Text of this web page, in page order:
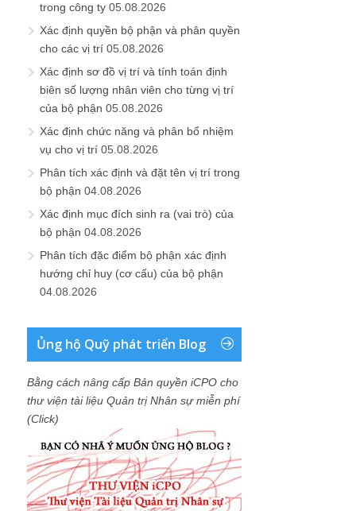
trong công ty 05.08.2026
Xác định quyền bộ phận và phân quyền
cho các vị trí 05.08.2026
Xác định sơ đồ vị trí và tính toán định
biên số lượng nhân viên cho từng vị trí
của bộ phận 05.08.2026
Xác định chức năng và phân bổ nhiệm
vụ cho vị trí 05.08.2026
Phân tích xác định và đặt tên vị trí trong
bộ phận 04.08.2026
Xác định mục đích sinh ra (vai trò) của
bộ phận 04.08.2026
Phân tích đặc điểm bộ phận xác định
hướng chỉ huy (cơ cấu) của bộ phận
04.08.2026
Ủng hộ Quỹ phát triển Blog
Bằng cách nâng cấp Bản quyền iCPO cho
thư viện tài liệu Quản trị Nhân sự miễn phí
(Click)